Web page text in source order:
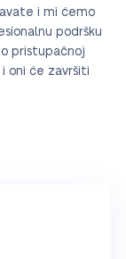
i mi ćemo
podršku
pristupačnoj
oni će završiti